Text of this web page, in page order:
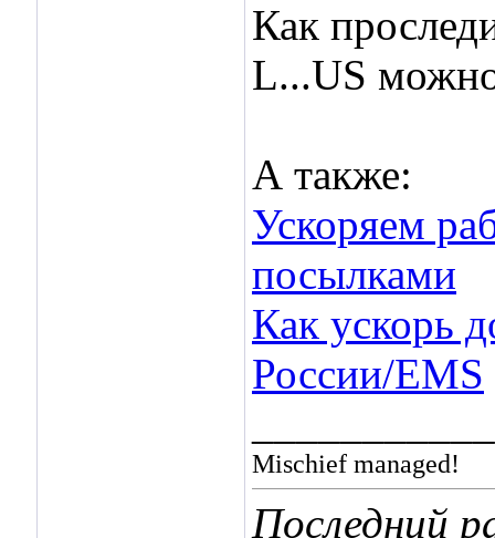
Как
L...US
А также:
Ускоряем
посылками
Как ускорь
России/EMS
Mischief managed!
Последний